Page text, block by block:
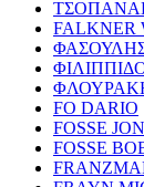
FALKNER
FO DARIO
FOSSE JON
FOSSE